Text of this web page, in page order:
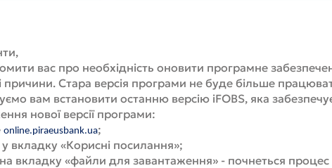
вас про необхідність оновити програмне
причини. Стара версія програми не буде більше
вам встановити останню версію iFOBS, яка
нової версії програми:
online.piraeusbank.ua;
вкладку «Корисні посилання»;
вкладку «файли для завантаження» - почнеться процес